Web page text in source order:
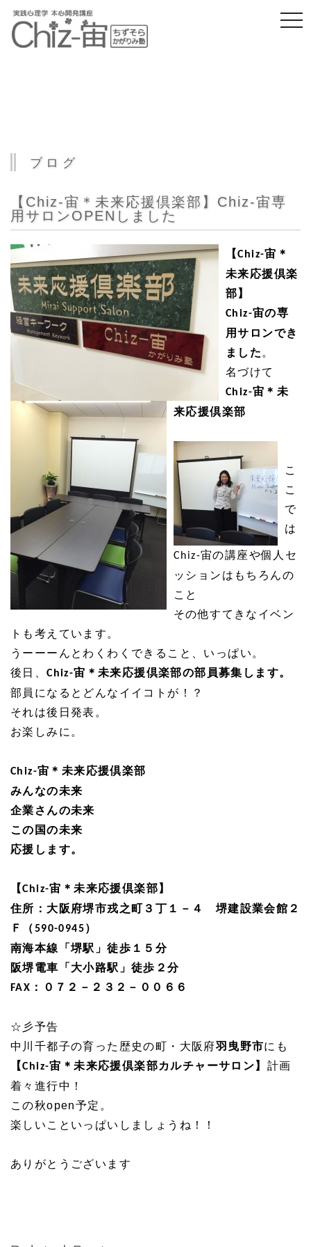
ブログ
【Chiz-宙＊未来応援倶楽部】Chiz-宙専
用サロンOPENしました
【Chiz-宙＊
未来応援倶楽
部】
Chiz-宙の専
用サロンでき
ました 。
名づけて
Chiz-宙＊未
来応援倶楽部
こ
こ
で
は
Chiz-宙の講座や個人セ
ッションはもちろんの
こと
その他すてきなイベン
トも考えています。
うーーーんとわくわくできること、いっぱい。
後日、Chiz-宙＊未来応援倶楽部の部員募集します。
部員になるとどんなイイコトが！？
それは後日発表。
お楽しみに。
Chiz-宙＊未来応援倶楽部
みんなの未来
企業さんの未来
この国の未来
応援します。
【Chiz-宙＊未来応援倶楽部】
住所：大阪府堺市戎之町３丁１－４ 堺建設業会館２
Ｆ（590-0945）
南海本線「堺駅」徒歩１５分
阪堺電車「大小路駅」徒歩２分
FAX ：０７２－２３２－００６６
☆彡予告
中川千都子の育った歴史の町・大阪府羽曳野市にも
【Chiz-宙＊未来応援倶楽部カルチャーサロン】 計画
着々進行中！
この秋open予定。
楽しいこといっぱいしましょうね！！
ありがとうございます